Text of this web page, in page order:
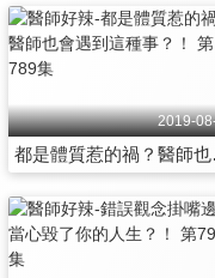
2019-
都是體